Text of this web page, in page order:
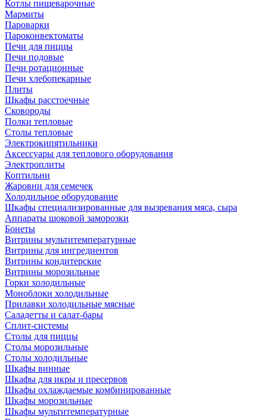
Котлы пищеварочные
Мармиты
Пароварки
Пароконвектоматы
Печи для пиццы
Печи подовые
Печи ротационные
Печи хлебопекарные
Плиты
Шкафы расстоечные
Сковороды
Полки тепловые
Столы тепловые
Электрокипятильники
Аксессуары для теплового оборудования
Электроплиты
Коптильни
Жаровни для семечек
Холодильное оборудование
Шкафы специализированные для вызревания мяса, сыра
Аппараты шоковой заморозки
Бонеты
Витрины мультитемпературные
Витрины для ингредиентов
Витрины кондитерские
Витрины морозильные
Горки холодильные
Моноблоки холодильные
Прилавки холодильные мясные
Саладетты и салат-бары
Сплит-системы
Столы для пиццы
Столы морозильные
Столы холодильные
Шкафы винные
Шкафы для икры и пресервов
Шкафы охлаждаемые комбинированные
Шкафы морозильные
Шкафы мультитемпературные